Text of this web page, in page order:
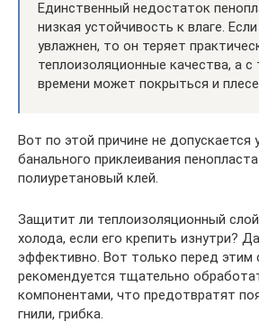
Единственный недостаток
низкая устойчивость к влаге.
увлажнен, то он теряет
теплоизоляционные качества, а с
времени может покрыться и
Вот по этой причине не допускается
банального приклеивания
полиуретановый клей.
Защитит ли теплоизоляционный
холода, если его крепить изнутри?
эффективно. Вот только перед этим
рекомендуется тщательно
компонентами, что предотвратят
гнили, грибка.